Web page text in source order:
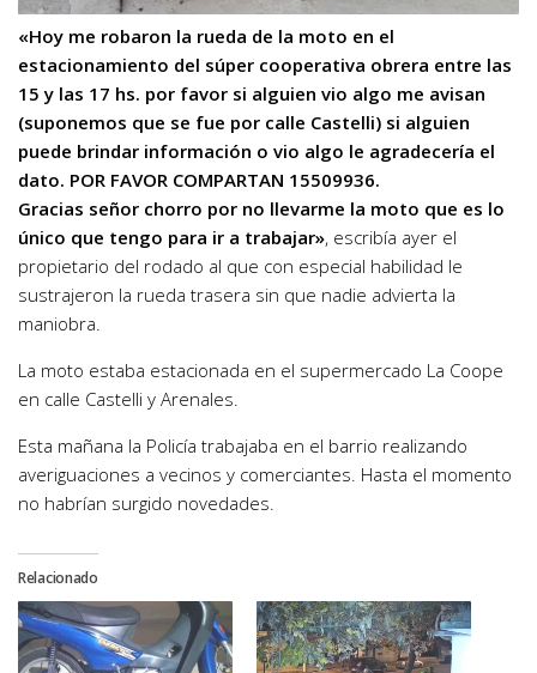
«Hoy me robaron la rueda de la moto en el
estacionamiento del súper cooperativa obrera entre las
15 y las 17 hs. por favor si alguien vio algo me avisan
(suponemos que se fue por calle Castelli) si alguien
puede brindar información o vio algo le agradecería el
dato. POR FAVOR COMPARTAN 15509936.
Gracias señor chorro por no llevarme la moto que es lo
único que tengo para ir a trabajar», escribía ayer el
propietario del rodado al que con especial habilidad le
sustrajeron la rueda trasera sin que nadie advierta la
maniobra.
La moto estaba estacionada en el supermercado La Coope
en calle Castelli y Arenales.
Esta mañana la Policía trabajaba en el barrio realizando
averiguaciones a vecinos y comerciantes. Hasta el momento
no habrían surgido novedades.
Relacionado